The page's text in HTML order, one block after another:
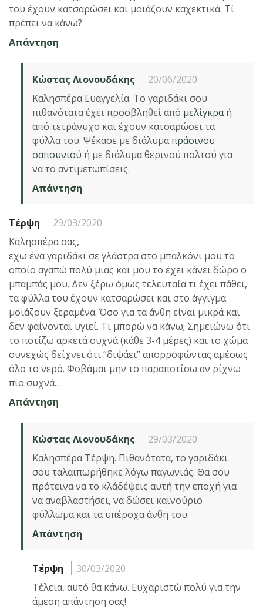
του έχουν κατσαρώσει και μοιάζουν καχεκτικά. Τί
πρέπει να κάνω?
Απάντηση
Κώστας Λιονουδάκης
20/06/2020
Καλησπέρα Ευαγγελία. Το γαριδάκι σου
πιθανότατα έχει προσβληθεί από μελίγκραή
από τετράνυχο και έχουν κατσαρώσει τα
φύλλα του. Ψέκασε με διάλυμαπράσινου
σαπουνιού ή με διάλυμα θερινού πολτού για
να το αντιμετωπίσεις.
Απάντηση
Τέρψη
29/03/2020
Καλησπέρα σας,
εχω ένα γαριδάκι σε γλάστρα στο μπαλκόνι μου το
οποίο αγαπώ πολύ μιας και μου το έχει κάνει δώρο ο
μπαμπάς μου. Δεν ξέρω όμως τελευταία τι έχει πάθει,
τα φύλλα του έχουν κατσαρώσει και στο άγγιγμα
μοιάζουν ξεραμένα. Όσο για τα άνθη είναι μικρά και
δεν φαίνονται υγιεί. Τι μπορώ να κάνω; Σημειώνω ότι
το ποτίζω αρκετά συχνά (κάθε 3-4 μέρες) και το χώμα
συνεχώς δείχνει ότι “διψάει” απορροφώντας αμέσως
όλο το νερό. Φοβάμαι μην το παραποτίσω αν ρίχνω
πιο συχνά…
Απάντηση
Κώστας Λιονουδάκης
29/03/2020
Καλησπέρα Τέρψη. Πιθανότατα, το γαριδάκι
σου ταλαιπωρήθηκε λόγω παγωνιάς. Θα σου
πρότεινα να το κλάδέψεις αυτή την εποχή για
να αναβλαστήσει, να δώσει καινούριο
φύλλωμα και τα υπέροχα άνθη του.
Απάντηση
Τέρψη
30/03/2020
Τέλεια, αυτό θα κάνω. Ευχαριστώ πολύ για την
άμεση απάντηση σας!